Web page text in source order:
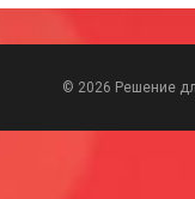
© 2026 Решение